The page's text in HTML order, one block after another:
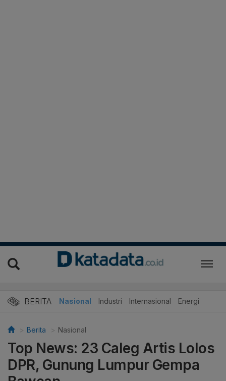
BERITA Nasional Industri Internasional Energi
Berita Nasional
Top News: 23 Caleg Artis Lolos
DPR, Gunung Lumpur Gempa